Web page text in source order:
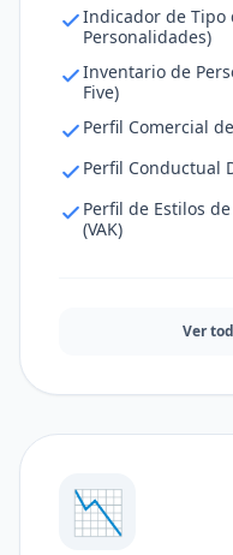
Indicador de Tipo
Personalidades)
Inventario de
Five)
Perfil Comercial
Perfil Conductual
Perfil de Estilos
(VAK)
Ver
📉